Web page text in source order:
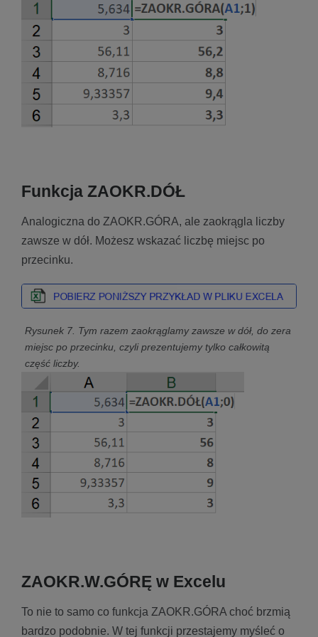
Funkcja ZAOKR.DÓŁ
Analogiczna do ZAOKR.GÓRA, ale zaokrągla liczby
zawsze w dół. Możesz wskazać liczbę miejsc po
przecinku.
Rysunek 7. Tym razem zaokrąglamy zawsze w dół, do zera
miejsc po przecinku, czyli prezentujemy tylko całkowitą
część liczby.
ZAOKR.W.GÓRĘ w Excelu
To nie to samo co funkcja ZAOKR.GÓRA choć brzmią
bardzo podobnie. W tej funkcji przestajemy myśleć o